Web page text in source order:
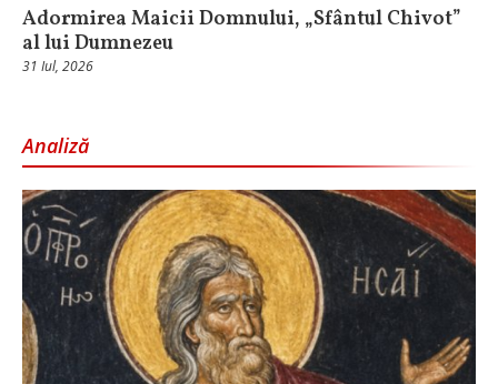
Adormirea Maicii Domnului, „Sfântul Chivot”
al lui Dumnezeu
31 Iul, 2026
Analiză